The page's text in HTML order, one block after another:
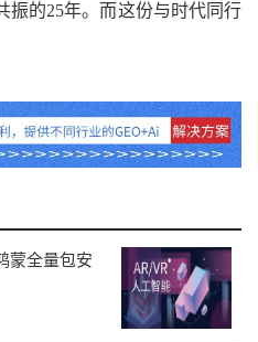
振的25年。而这份与时代同行
蒙全量包安